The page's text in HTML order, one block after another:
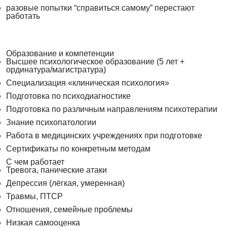
разовые попытки “справиться самому” перестают
работать
Образование и компетенции
Высшее психологическое образование (5 лет +
ординатура/магистратура)
Специализация «клиническая психология»
Подготовка по психодиагностике
Подготовка по различным направлениям психотерапии
Знание психопатологии
Работа в медицинских учреждениях при подготовке
Сертификаты по конкретным методам
С чем работает
Тревога, панические атаки
Депрессия (лёгкая, умеренная)
Травмы, ПТСР
Отношения, семейные проблемы
Низкая самооценка